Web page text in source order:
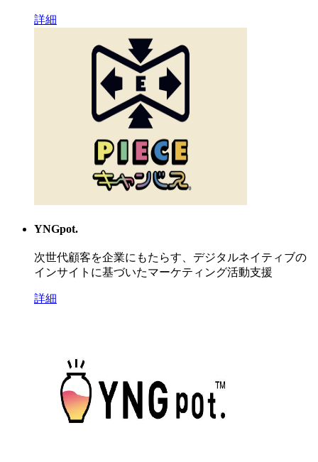
詳細
YNGpot.
次世代顧客を企業にもたらす、デジタルネイティブの
インサイトに基づいたマーケティング活動支援
詳細